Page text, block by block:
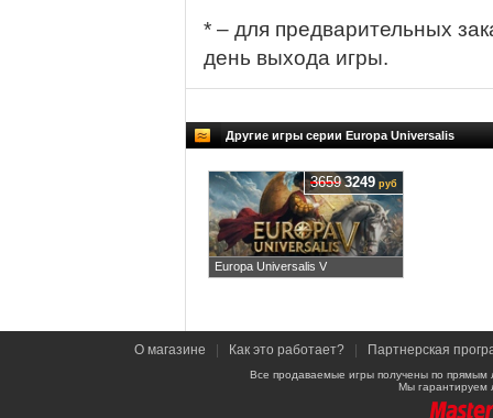
* – для предварительных
день выхода игры.
Другие игры серии Europa Universalis
Europa Universalis V
3659 3249 руб
О магазине Как это работает? Партнерская
Все продаваемые игры получены по
Мы гарантируем